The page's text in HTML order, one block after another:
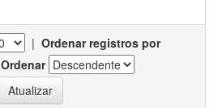
| Ordenar registros por
Ordenar